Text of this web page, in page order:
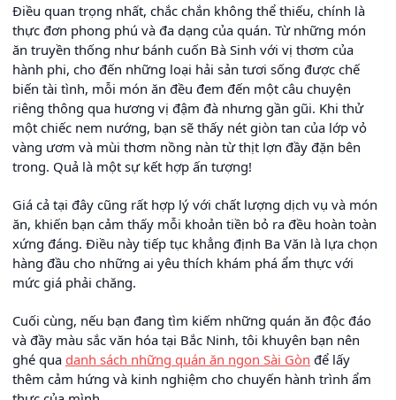
Điều quan trọng nhất, chắc chắn không thể thiếu, chính là
thực đơn phong phú và đa dạng của quán. Từ những món
ăn truyền thống như bánh cuốn Bà Sinh với vị thơm của
hành phi, cho đến những loại hải sản tươi sống được chế
biến tài tình, mỗi món ăn đều đem đến một câu chuyện
riêng thông qua hương vị đậm đà nhưng gần gũi. Khi thử
một chiếc nem nướng, bạn sẽ thấy nét giòn tan của lớp vỏ
vàng ươm và mùi thơm nồng nàn từ thịt lợn đầy đặn bên
trong. Quả là một sự kết hợp ấn tượng!
Giá cả tại đây cũng rất hợp lý với chất lượng dịch vụ và món
ăn, khiến bạn cảm thấy mỗi khoản tiền bỏ ra đều hoàn toàn
xứng đáng. Điều này tiếp tục khẳng định Ba Văn là lựa chọn
hàng đầu cho những ai yêu thích khám phá ẩm thực với
mức giá phải chăng.
Cuối cùng, nếu bạn đang tìm kiếm những quán ăn độc đáo
và đầy màu sắc văn hóa tại Bắc Ninh, tôi khuyên bạn nên
ghé qua danh sách những quán ăn ngon Sài Gòn để lấy
thêm cảm hứng và kinh nghiệm cho chuyến hành trình ẩm